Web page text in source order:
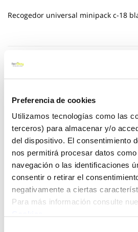
Preferencia de cookies
Utilizamos tecnologías como las
terceros) para almacenar y/o
del dispositivo. El consentimiento
nos permitirá procesar datos
navegación o las identificaciones
consentir o retirar el
negativamente a ciertas
Para más información consulte
Recogedor universal minipack c-18
Click&Collect - Recogida gratis
en nuestras tiendas